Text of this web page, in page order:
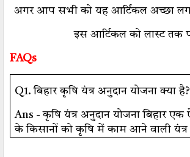
अगर आप सभी को यह आर्टिकल अच्छा
इस आर्टिकल को लास्ट तक
FAQs
Q1. बिहार कृषि यंत्र अनुदान योजना क्या है?
Ans - कृषि यंत्र अनुदान योजना बिहार
के किसानों को कृषि में काम आने वाली यंत्र